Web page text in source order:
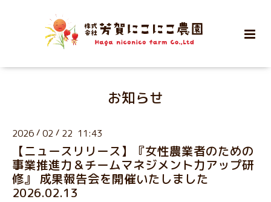
お知らせ
2026 / 02 / 22 11:43
【ニュースリリース】『女性農業者のための
事業推進力＆チームマネジメント力アップ研
修』 成果報告会を開催いたしました
2026.02.13